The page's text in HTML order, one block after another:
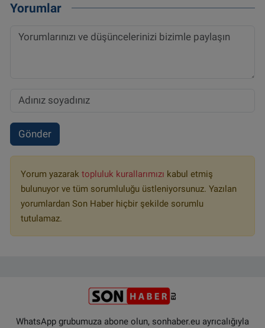
Yorumlar
Gönder
Yorum yazarak topluluk kurallarımızı kabul etmiş
bulunuyor ve tüm sorumluluğu üstleniyorsunuz. Yazılan
yorumlardan Son Haber hiçbir şekilde sorumlu
tutulamaz.
WhatsApp grubumuza abone olun, sonhaber.eu ayrıcalığıyla